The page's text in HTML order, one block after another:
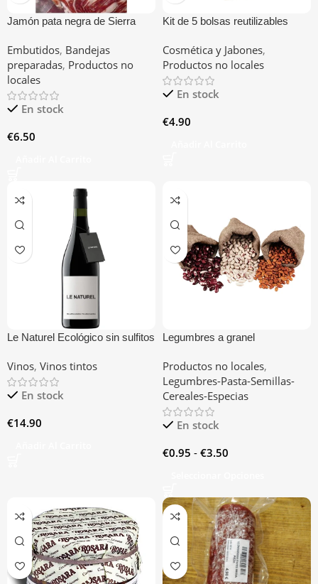
Jamón pata negra de Sierra
Embutidos, Bandejas
preparadas, Productos no
locales
En stock
€6.50
Kit de 5 bolsas reutilizables
Cosmética y Jabones,
Productos no locales
En stock
€4.90
Le Naturel Ecológico sin sulfitos
Vinos, Vinos tintos
En stock
€14.90
Legumbres a granel
Productos no locales,
Legumbres-Pasta-Semillas-
Cereales-Especias
En stock
€0.95 - €3.50